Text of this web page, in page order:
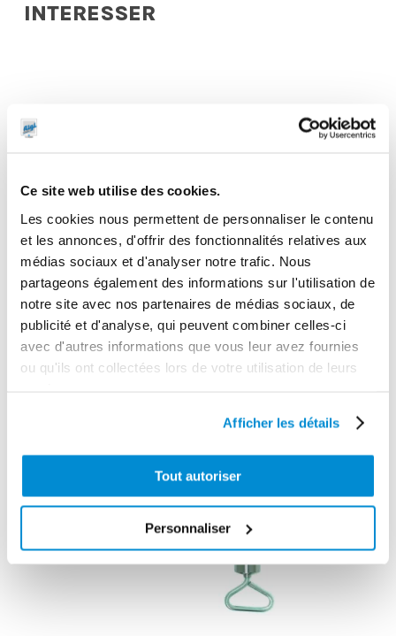
Ce site web utilise des cookies.
Les cookies nous permettent de personnaliser le contenu
et les annonces, d'offrir des fonctionnalités relatives aux
médias sociaux et d'analyser notre trafic. Nous
partageons également des informations sur l'utilisation de
notre site avec nos partenaires de médias sociaux, de
publicité et d'analyse, qui peuvent combiner celles-ci
avec d'autres informations que vous leur avez fournies
ou qu'ils ont collectées lors de votre utilisation de leurs
Afficher les détails
Tout autoriser
Personnaliser
INTERESSER
Allonge coudée
rigide 200 mm
Allonge agrafe
150 mm
connexion
rapide